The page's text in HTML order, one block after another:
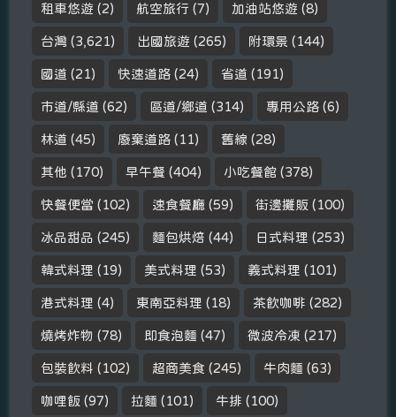
租車悠遊 (2) 航空旅行 (7) 加油站悠遊 (8)
台灣 (3,621) 出國旅遊 (265) 附環景 (144)
國道 (21) 快速道路 (24) 省道 (191)
市道/縣道 (62) 區道/鄉道 (314) 專用公路 (6)
林道 (45) 廢棄道路 (11) 舊線 (28)
其他 (170) 早午餐 (404) 小吃餐館 (378)
快餐便當 (102) 速食餐廳 (59) 街邊攤販 (100)
冰品甜品 (245) 麵包烘焙 (44) 日式料理 (253)
韓式料理 (19) 美式料理 (53) 義式料理 (101)
港式料理 (4) 東南亞料理 (18) 茶飲咖啡 (282)
燒烤炸物 (78) 即食泡麵 (47) 微波冷凍 (217)
包裝飲料 (102) 超商美食 (245) 牛肉麵 (63)
咖哩飯 (97) 拉麵 (101) 牛排 (100)